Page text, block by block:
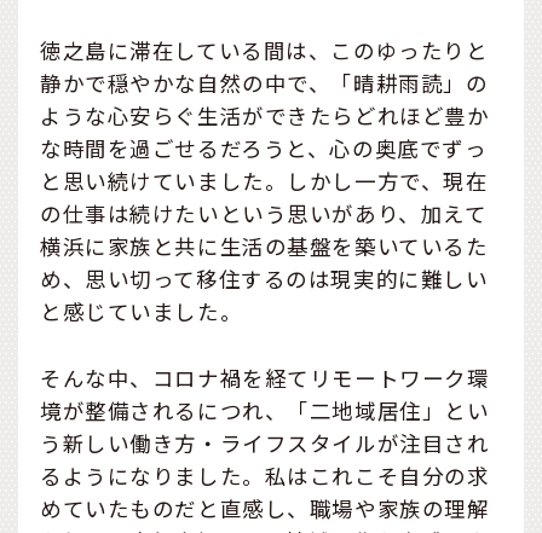
徳之島に滞在している間は、このゆったりと
静かで穏やかな自然の中で、「晴耕雨読」の
ような心安らぐ生活ができたらどれほど豊か
な時間を過ごせるだろうと、心の奥底でずっ
と思い続けていました。しかし一方で、現在
の仕事は続けたいという思いがあり、加えて
横浜に家族と共に生活の基盤を築いているた
め、思い切って移住するのは現実的に難しい
と感じていました。
そんな中、コロナ禍を経てリモートワーク環
境が整備されるにつれ、「二地域居住」とい
う新しい働き方・ライフスタイルが注目され
るようになりました。私はこれこそ自分の求
めていたものだと直感し、職場や家族の理解